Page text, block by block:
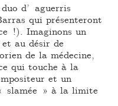
d’ aguerris
qui présenteront
!). Imaginons un
au désir de
de la médecine,
qui touche à la
et un
slamée » à la limite